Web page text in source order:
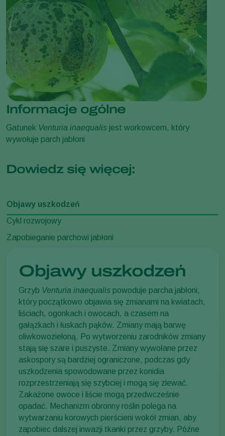
Informacje ogólne
Gatunek Venturia inaequalis jest workowcem, który
wywołuje parch jabłoni
Dowiedz się więcej:
Objawy uszkodzeń
Cykl rozwojowy
Zapobieganie parchowi jabłoni
Objawy uszkodzeń
Grzyb Venturia inaequalis powoduje parcha jabłoni,
który początkowo objawia się zmianami na kwiatach,
liściach, ogonkach i owocach, a czasem na
gałązkach i łuskach pąków. Zmiany mają barwę
oliwkowozieloną. Po wytworzeniu zarodników zmiany
stają się szare i puszyste. Zmiany wywołane przez
askospory są bardziej ograniczone, podczas gdy
uszkodzenia spowodowane przez konidia
rozprzestrzeniają się szybciej i mogą się zlewać.
Zakażone owoce i liście mogą przedwcześnie
opadać. Mechanizm obronny roślin polega na
wytwarzaniu korowych pierścieni wokół zmian, aby
zapobiec dalszej inwazji tkanki przez grzyby. Późne